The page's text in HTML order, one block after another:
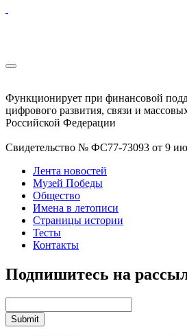
Функционирует при финансовой
цифрового развития, связи и
Российской Федерации
Свидетельство № ФС77-73093 от 9
Лента новостей
Музей Победы
Общество
Имена в летописи
Страницы истории
Тесты
Контакты
Подпишитесь на